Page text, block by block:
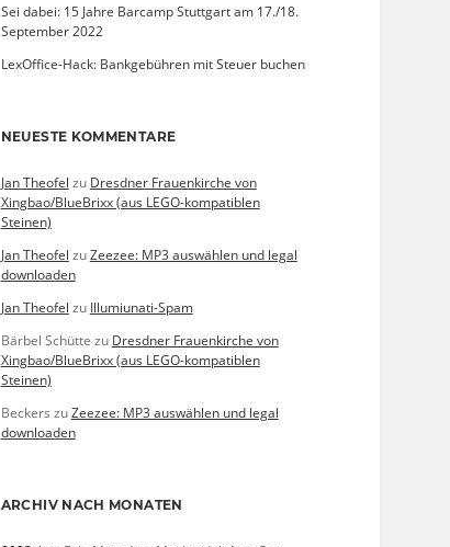
Sei dabei: 15 Jahre Barcamp Stuttgart am 17./18.
September 2022
LexOffice-Hack: Bankgebühren mit Steuer buchen
NEUESTE KOMMENTARE
Jan Theofel zu Dresdner Frauenkirche von
Xingbao/BlueBrixx (aus LEGO-kompatiblen
Steinen)
Jan Theofel zuZeezee: MP3 auswählen und legal
downloaden
Jan Theofel zu Illumiunati-Spam
Bärbel Schütte zu Dresdner Frauenkirche von
Xingbao/BlueBrixx (aus LEGO-kompatiblen
Steinen)
Beckers zuZeezee: MP3 auswählen und legal
downloaden
ARCHIV NACH MONATEN